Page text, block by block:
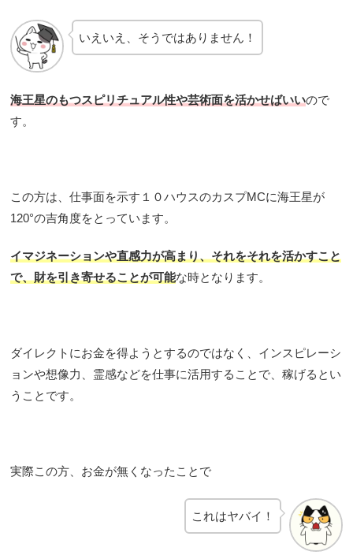
いえいえ、そうではありません！
海王星のもつスピリチュアル性や芸術面を活かせばいいので
す。
この方は、仕事面を示す１０ハウスのカスプMCに海王星が
120°の吉角度をとっています。
イマジネーションや直感力が高まり、それをそれを活かすこと
で、財を引き寄せることが可能な時となります。
ダイレクトにお金を得ようとするのではなく、インスピレーシ
ョンや想像力、霊感などを仕事に活用することで、稼げるとい
うことです。
実際この方、お金が無くなったことで
これはヤバイ！